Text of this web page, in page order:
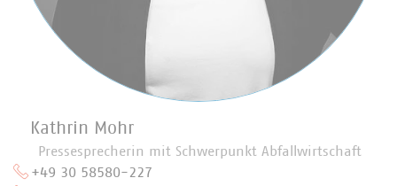
Kathrin Mohr
Pressesprecherin mit Schwerpunkt Abfallwirtschaft
+49 30 58580-227